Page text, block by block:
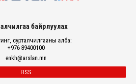
байрлуулах
сурталчилгааны алба:
+976 89400100
enkh@arslan.mn
RSS